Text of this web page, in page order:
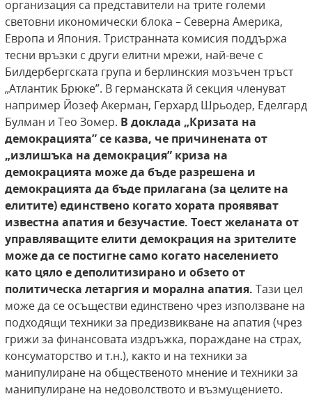
организация са представители на трите големи
световни икономически блока – Северна Америка,
Европа и Япония. Тристранната комисия поддържа
тесни връзки с други елитни мрежи, най-вече с
Билдербергската група и берлинския мозъчен тръст
„Атлантик Брюке”. В германската й секция членуват
например Йозеф Акерман, Герхард Шрьодер, Еделгард
Булман и Тео Зомер. В доклада „Кризата на
демокрацията” се казва, че причинената от
„излишъка на демокрация” криза на
демокрацията може да бъде разрешена и
демокрацията да бъде прилагана (за целите на
елитите) единствено когато хората проявяват
известна апатия и безучастие. Тоестжеланата от
управляващите елити демокрация на зрителите
може да се постигне само когато населението
като цяло е деполитизирано и обзето от
политическа летаргия и морална апатия. Тази цел
може да се осъществи единствено чрез използване на
подходящи техники за предизвикване на апатия (чрез
грижи за финансовата издръжка, пораждане на страх,
консуматорство и т.н.), както и на техники за
манипулиране на общественото мнение и техники за
манипулиране на недоволството и възмущението.